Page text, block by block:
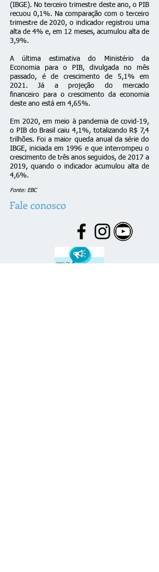
(IBGE). No terceiro trimestre deste ano, o PIB
recuou 0,1%. Na comparação com o terceiro
trimestre de 2020, o indicador registrou uma
alta de 4% e, em 12 meses, acumulou alta de
3,9%.
A última estimativa do Ministério da
Economia para o PIB, divulgada no mês
passado, é de crescimento de 5,1% em
2021. Já a projeção do mercado
financeiro para o crescimento da economia
deste ano está em 4,65%.
Em 2020, em meio à pandemia de covid-19,
o PIB do Brasil caiu 4,1%, totalizando R$ 7,4
trilhões. Foi a maior queda anual da série do
IBGE, iniciada em 1996 e que interrompeu o
crescimento de três anos seguidos, de 2017 a
2019, quando o indicador acumulou alta de
4,6%.
Fonte: EBC
Fale conosco